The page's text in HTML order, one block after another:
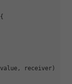
receiver)